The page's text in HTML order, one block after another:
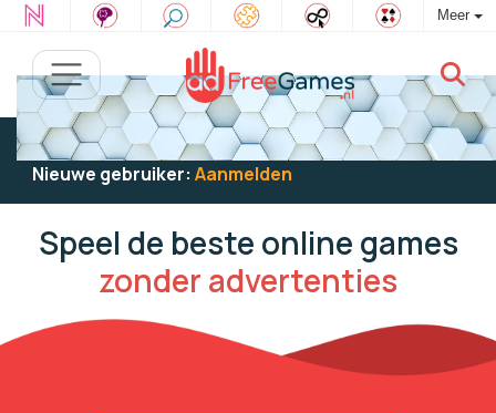
Meer
Bestaande gebruiker: Log in
om te spelen
Nieuwe gebruiker: Aanmelden
Speel de beste online games
zonder advertenties